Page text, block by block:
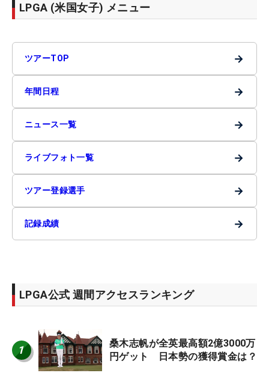
LPGA (米国女子) メニュー
ツアーTOP →
年間日程 →
ニュース一覧 →
ライブフォト一覧 →
ツアー登録選手 →
記録成績 →
LPGA公式 週間アクセスランキング
1
桑木志帆が全英最高額2億3000万
円ゲット 日本勢の獲得賞金は？